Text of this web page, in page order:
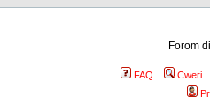
Forom
FAQ
Cweri